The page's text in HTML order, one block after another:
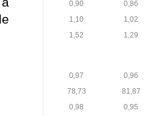
0,90 0,86
1,10 1,02
1,52 1,29
0,97 0,96
78,73 81,87
0,98 0,95